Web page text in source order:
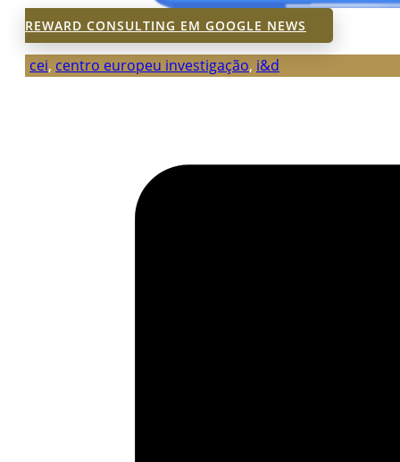
REWARD CONSULTING EM GOOGLE NEWS
cei, centro europeu investigação, i&d